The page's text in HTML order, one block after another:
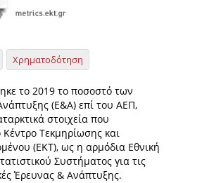
Χρηματοδότηση
το 2019 το ποσοστό των
(Ε&Α) επί του ΑΕΠ,
στοιχεία που
Τεκμηρίωσης και
(ΕΚΤ), ως η αρμόδια Εθνική
Συστήματος για τις
Έρευνας & Ανάπτυξης.